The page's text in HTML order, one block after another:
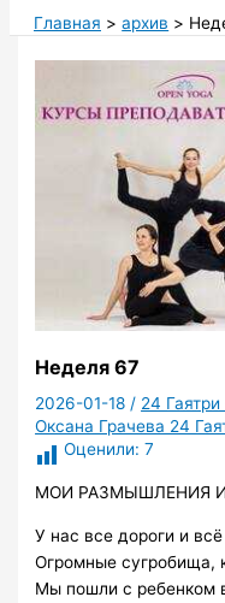
Главная архив
Неделя 67
2026-01-18/ 24
Оксана Грачева 24
Оценили: 7
МОИ РАЗМЫШЛЕНИЯ
У нас все дороги и
Огромные сугробища,
Мы пошли с ребенком